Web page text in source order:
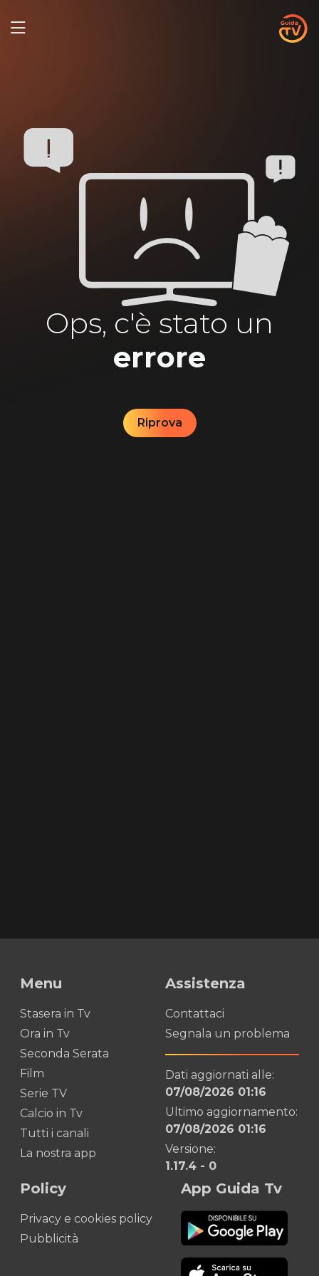
Ops, c'è stato un
errore
Riprova
Menu
Stasera in Tv
Ora in Tv
Seconda Serata
Film
Serie TV
Calcio in Tv
Tutti i canali
La nostra app
Assistenza
Contattaci
Segnala un problema
Dati aggiornati alle:
07/08/2026 01:16
Ultimo aggiornamento:
07/08/2026 01:16
Versione:
1.17.4 - 0
Policy
Privacy e cookies policy
Pubblicità
App Guida Tv